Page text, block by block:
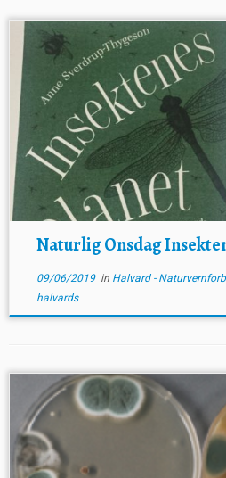
Naturlig Onsdag
09/06/2019in Halvard -
halvards